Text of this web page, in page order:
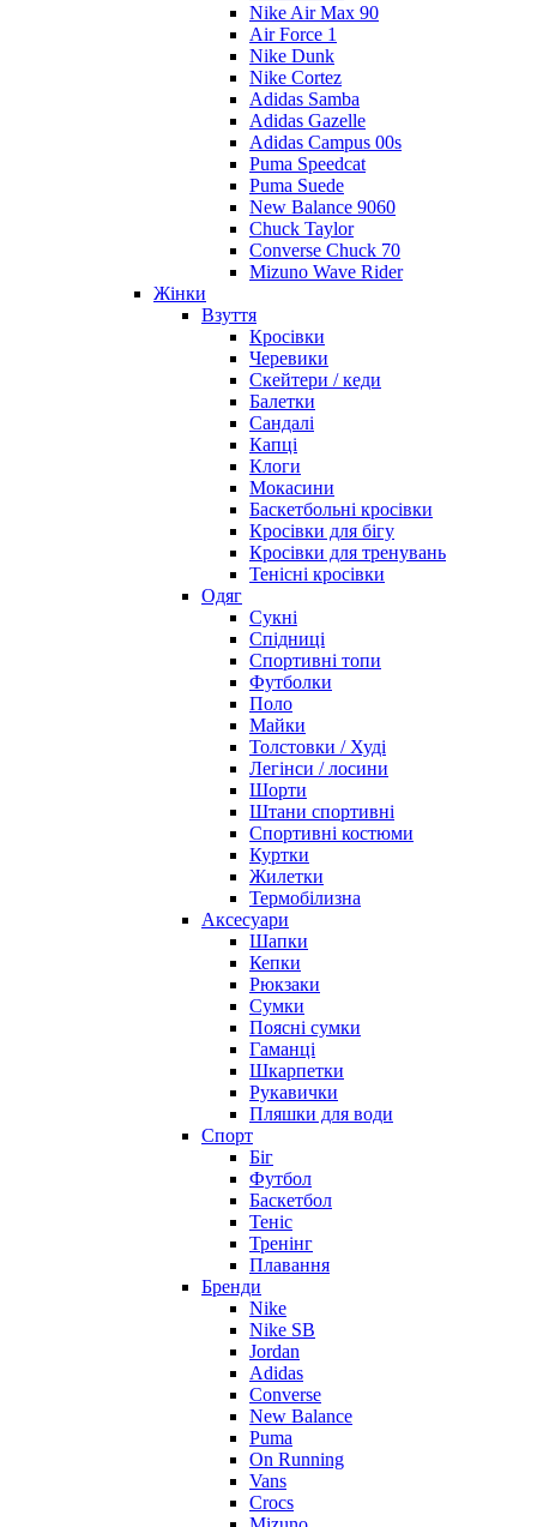
Nike Air Max 90
Air Force 1
Nike Dunk
Nike Cortez
Adidas Samba
Adidas Gazelle
Adidas Campus 00s
Puma Speedcat
Puma Suede
New Balance 9060
Chuck Taylor
Converse Chuck 70
Mizuno Wave Rider
Жінки
Взуття
Кросівки
Черевики
Скейтери / кеди
Балетки
Сандалі
Капці
Клоги
Мокасини
Баскетбольні кросівки
Кросівки для бігу
Кросівки для тренувань
Тенісні кросівки
Одяг
Сукні
Спідниці
Спортивні топи
Футболки
Поло
Майки
Толстовки / Худі
Легінси / лосини
Шорти
Штани спортивні
Спортивні костюми
Куртки
Жилетки
Термобілизна
Аксесуари
Шапки
Кепки
Рюкзаки
Сумки
Поясні сумки
Гаманці
Шкарпетки
Рукавички
Пляшки для води
Спорт
Біг
Футбол
Баскетбол
Теніс
Тренінг
Плавання
Бренди
Nike
Nike SB
Jordan
Adidas
Converse
New Balance
Puma
On Running
Vans
Crocs